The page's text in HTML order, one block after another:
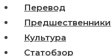
Перевод
Предшественники
Культура
Статобзор